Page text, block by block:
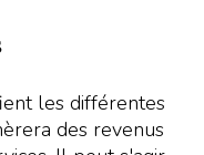
les différentes
des revenus